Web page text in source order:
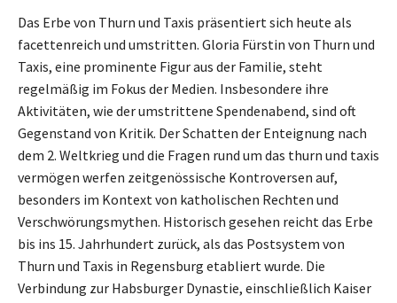
Das Erbe von Thurn und Taxis präsentiert sich heute als
facettenreich und umstritten. Gloria Fürstin von Thurn und
Taxis, eine prominente Figur aus der Familie, steht
regelmäßig im Fokus der Medien. Insbesondere ihre
Aktivitäten, wie der umstrittene Spendenabend, sind oft
Gegenstand von Kritik. Der Schatten der Enteignung nach
dem 2. Weltkrieg und die Fragen rund um das thurn und taxis
vermögen werfen zeitgenössische Kontroversen auf,
besonders im Kontext von katholischen Rechten und
Verschwörungsmythen. Historisch gesehen reicht das Erbe
bis ins 15. Jahrhundert zurück, als das Postsystem von
Thurn und Taxis in Regensburg etabliert wurde. Die
Verbindung zur Habsburger Dynastie, einschließlich Kaiser